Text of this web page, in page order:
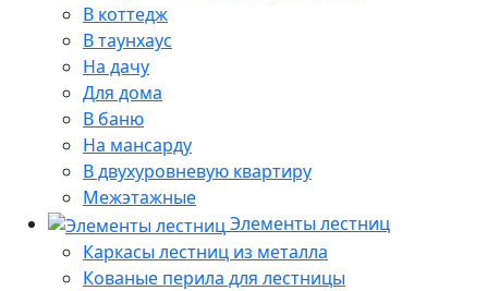
В коттедж
В таунхаус
На дачу
Для дома
В баню
На мансарду
В двухуровневую квартиру
Межэтажные
Элементы лестниц
Каркасы лестниц из металла
Кованые перила для лестницы